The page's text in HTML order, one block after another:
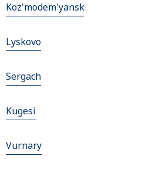
Koz'modem'yansk
Lyskovo
Sergach
Kugesi
Vurnary